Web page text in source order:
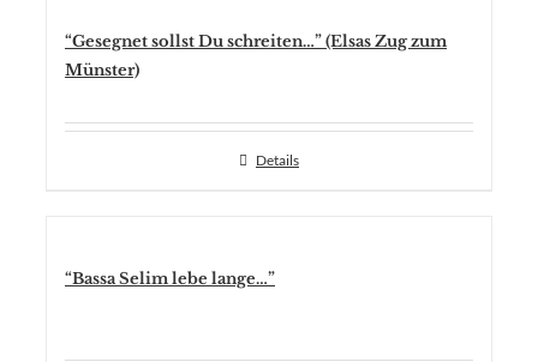
“Gesegnet sollst Du schreiten…” (Elsas Zug zum
Münster)
Details
“Bassa Selim lebe lange…”